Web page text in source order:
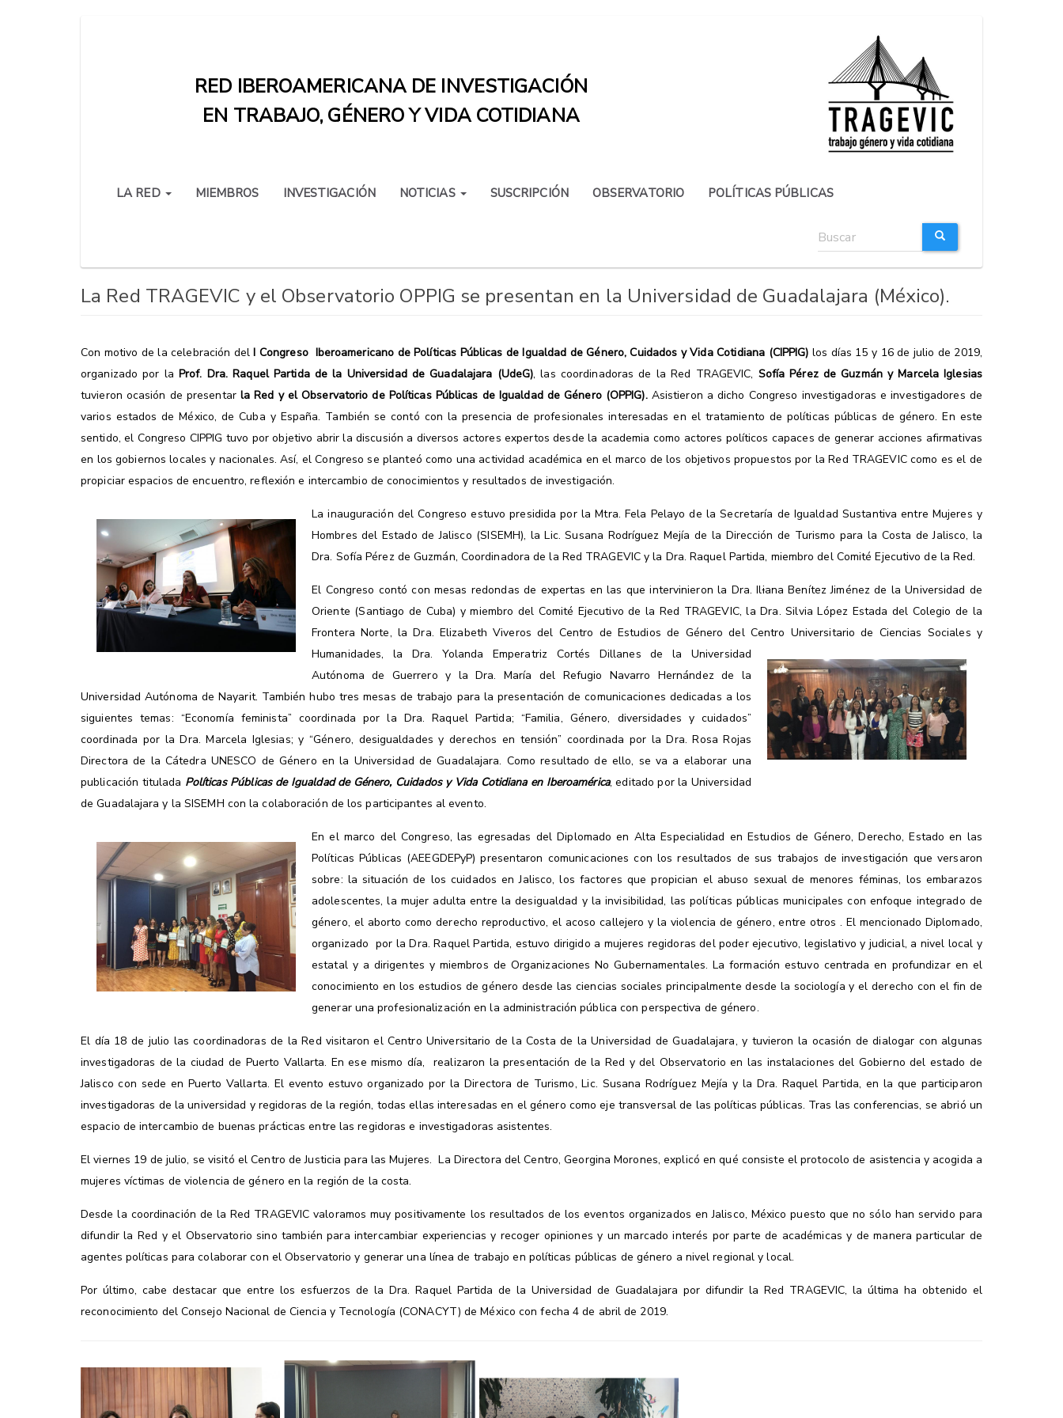
RED IBEROAMERICANA DE INVESTIGACIÓN
EN TRABAJO, GÉNERO Y VIDA COTIDIANA
LA RED MIEMBROS INVESTIGACIÓN NOTICIAS SUSCRIPCIÓN OBSERVATORIO POLÍTICAS PÚBLICAS
Formulario
de
La Red TRAGEVIC y el Observatorio OPPIG se presentan en la Universidad de Guadalajara (México).
Con motivo de la celebración delI Congreso Iberoamericano de Políticas Públicas de Igualdad de Género, Cuidados y Vida Cotidiana (CIPPIG) los días 15 y 16 de julio de 2019,
organizado por laProf. Dra. Raquel Partida de la Universidad de Guadalajara (UdeG), las coordinadoras de la Red TRAGEVIC, Sofía Pérez de Guzmán y Marcela Iglesias
tuvieron ocasión de presentar la Red y el Observatorio de Políticas Públicas de Igualdad de Género (OPPIG). Asistieron a dicho Congreso investigadoras e investigadores de
varios estados de México, de Cuba y España. También se contó con la presencia de profesionales interesadas en el tratamiento de políticas públicas de género. En este
sentido, el Congreso CIPPIG tuvo por objetivo abrir la discusión a diversos actores expertos desde la academia como actores políticos capaces de generar acciones afirmativas
en los gobiernos locales y nacionales. Así, el Congreso se planteó como una actividad académica en el marco de los objetivos propuestos por la Red TRAGEVIC como es el de
propiciar espacios de encuentro, reflexión e intercambio de conocimientos y resultados de investigación.
La inauguración del Congreso estuvo presidida por la Mtra. Fela Pelayo de la Secretaría de Igualdad Sustantiva entre Mujeres y
Hombres del Estado de Jalisco (SISEMH), la Lic. Susana Rodríguez Mejía de la Dirección de Turismo para la Costa de Jalisco, la
Dra. Sofía Pérez de Guzmán, Coordinadora de la Red TRAGEVIC y la Dra. Raquel Partida, miembro del Comité Ejecutivo de la Red.
El Congreso contó con mesas redondas de expertas en las que intervinieron la Dra. Iliana Benítez Jiménez de la Universidad de
Oriente (Santiago de Cuba) y miembro del Comité Ejecutivo de la Red TRAGEVIC, la Dra. Silvia López Estada del Colegio de la
Frontera Norte, la Dra. Elizabeth Viveros del Centro de Estudios de Género del Centro Universitario de Ciencias Sociales y
Humanidades, la Dra. Yolanda Emperatriz Cortés Dillanes de la Universidad
Autónoma de Guerrero y la Dra. María del Refugio Navarro Hernández de la
Universidad Autónoma de Nayarit. También hubo tres mesas de trabajo para la presentación de comunicaciones dedicadas a los
siguientes temas: “Economía feminista” coordinada por la Dra. Raquel Partida; “Familia, Género, diversidades y cuidados”
coordinada por la Dra. Marcela Iglesias; y “Género, desigualdades y derechos en tensión” coordinada por la Dra. Rosa Rojas
Directora de la Cátedra UNESCO de Género en la Universidad de Guadalajara. Como resultado de ello, se va a elaborar una
publicación titulada Políticas Públicas de Igualdad de Género, Cuidados y Vida Cotidiana en Iberoamérica, editado por la Universidad
de Guadalajara y la SISEMH con la colaboración de los participantes al evento.
En el marco del Congreso, las egresadas del Diplomado en Alta Especialidad en Estudios de Género, Derecho, Estado en las
Políticas Públicas (AEEGDEPyP) presentaron comunicaciones con los resultados de sus trabajos de investigación que versaron
sobre: la situación de los cuidados en Jalisco, los factores que propician el abuso sexual de menores féminas, los embarazos
adolescentes, la mujer adulta entre la desigualdad y la invisibilidad, las políticas públicas municipales con enfoque integrado de
género, el aborto como derecho reproductivo, el acoso callejero y la violencia de género, entre otros . El mencionado Diplomado,
organizado por la Dra. Raquel Partida, estuvo dirigido a mujeres regidoras del poder ejecutivo, legislativo y judicial, a nivel local y
estatal y a dirigentes y miembros de Organizaciones No Gubernamentales. La formación estuvo centrada en profundizar en el
conocimiento en los estudios de género desde las ciencias sociales principalmente desde la sociología y el derecho con el fin de
generar una profesionalización en la administración pública con perspectiva de género.
El día 18 de julio las coordinadoras de la Red visitaron el Centro Universitario de la Costa de la Universidad de Guadalajara, y tuvieron la ocasión de dialogar con algunas
investigadoras de la ciudad de Puerto Vallarta. En ese mismo día, realizaron la presentación de la Red y del Observatorio en las instalaciones del Gobierno del estado de
Jalisco con sede en Puerto Vallarta. El evento estuvo organizado por la Directora de Turismo, Lic. Susana Rodríguez Mejía y la Dra. Raquel Partida, en la que participaron
investigadoras de la universidad y regidoras de la región, todas ellas interesadas en el género como eje transversal de las políticas públicas. Tras las conferencias, se abrió un
espacio de intercambio de buenas prácticas entre las regidoras e investigadoras asistentes.
El viernes 19 de julio, se visitó el Centro de Justicia para las Mujeres. La Directora del Centro, Georgina Morones, explicó en qué consiste el protocolo de asistencia y acogida a
mujeres víctimas de violencia de género en la región de la costa.
Desde la coordinación de la Red TRAGEVIC valoramos muy positivamente los resultados de los eventos organizados en Jalisco, México puesto que no sólo han servido para
difundir la Red y el Observatorio sino también para intercambiar experiencias y recoger opiniones y un marcado interés por parte de académicas y de manera particular de
agentes políticas para colaborar con el Observatorio y generar una línea de trabajo en políticas públicas de género a nivel regional y local.
Por último, cabe destacar que entre los esfuerzos de la Dra. Raquel Partida de la Universidad de Guadalajara por difundir la Red TRAGEVIC, la última ha obtenido el
reconocimiento del Consejo Nacional de Ciencia y Tecnología (CONACYT) de México con fecha 4 de abril de 2019.